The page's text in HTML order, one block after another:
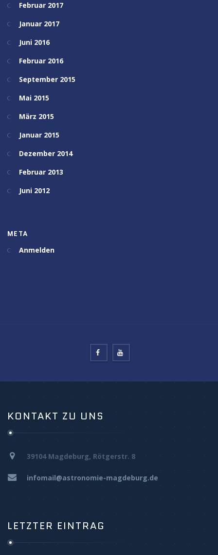
Februar 2017
Januar 2017
Juni 2016
Februar 2016
September 2015
Mai 2015
März 2015
Januar 2015
Dezember 2014
Februar 2013
Juni 2012
META
Anmelden
KONTAKT ZU UNS
39104 Magdeburg, Rötgerstr. 8
infomail@astronomie-magdeburg.de
LETZTER EINTRAG